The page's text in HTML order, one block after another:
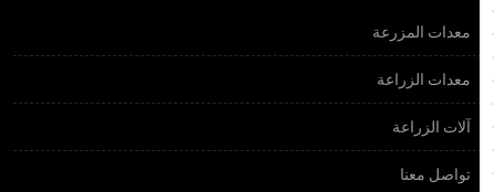
معدات المزرعة
معدات الزراعة
آلات الزراعة
تواصل معنا